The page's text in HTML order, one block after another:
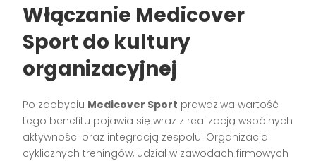
Włączanie Medicover
Sport do kultury
organizacyjnej
Po zdobyciu Medicover Sport prawdziwa wartość
tego benefitu pojawia się wraz z realizacją wspólnych
aktywności oraz integracją zespołu. Organizacja
cyklicznych treningów, udział w zawodach firmowych